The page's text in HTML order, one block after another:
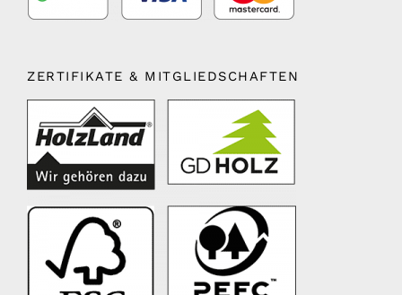
ZERTIFIKATE & MITGLIEDSCHAFTEN